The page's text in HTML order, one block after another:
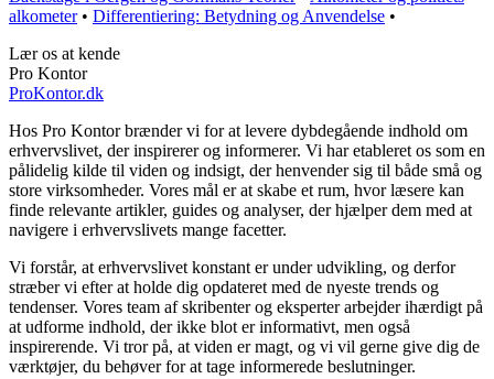
alkometer• Differentiering: Betydning og Anvendelse •
Lær os at kende
Pro Kontor
ProKontor.dk
Hos Pro Kontor brænder vi for at levere dybdegående indhold om
erhvervslivet, der inspirerer og informerer. Vi har etableret os som en
pålidelig kilde til viden og indsigt, der henvender sig til både små og
store virksomheder. Vores mål er at skabe et rum, hvor læsere kan
finde relevante artikler, guides og analyser, der hjælper dem med at
navigere i erhvervslivets mange facetter.
Vi forstår, at erhvervslivet konstant er under udvikling, og derfor
stræber vi efter at holde dig opdateret med de nyeste trends og
tendenser. Vores team af skribenter og eksperter arbejder ihærdigt på
at udforme indhold, der ikke blot er informativt, men også
inspirerende. Vi tror på, at viden er magt, og vi vil gerne give dig de
værktøjer, du behøver for at tage informerede beslutninger.